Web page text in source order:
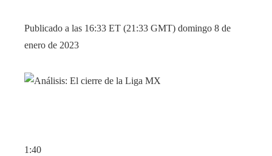
Publicado a las 16:33 ET (21:33 GMT) domingo 8 de
enero de 2023
1:40